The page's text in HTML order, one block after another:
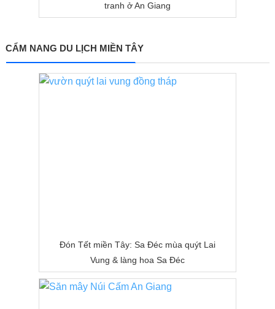
tranh ở An Giang
CẨM NANG DU LỊCH MIỀN TÂY
Đón Tết miền Tây: Sa Đéc mùa quýt Lai
Vung & làng hoa Sa Đéc